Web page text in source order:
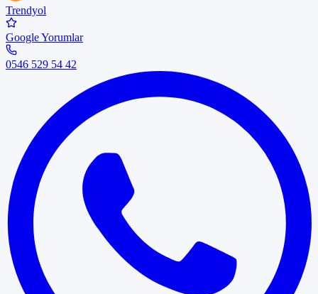
Trendyol
Google Yorumlar
0546 529 54 42